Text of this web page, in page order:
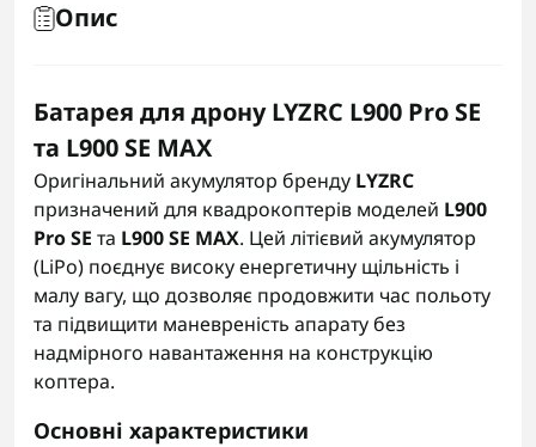
Опис
Батарея для дрону LYZRC L900 Pro SE
та L900 SE MAX
Оригінальний акумулятор бренду LYZRC
призначений для квадрокоптерів моделей L900
Pro SE та L900 SE MAX. Цей літієвий акумулятор
(LiPo) поєднує високу енергетичну щільність і
малу вагу, що дозволяє продовжити час польоту
та підвищити маневреність апарату без
надмірного навантаження на конструкцію
коптера.
Основні характеристики